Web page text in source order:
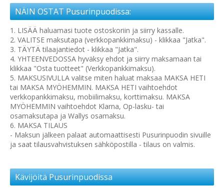
NÄIN OSTAT Pusurinpuodissa:
1. LISÄÄ haluamasi tuote ostoskoriin ja siirry kassalle.
2. VALITSE maksutapa (verkkopankkimaksu) - klikkaa "Jatka".
3. TÄYTÄ tilaajantiedot - klikkaa "Jatka".
4. YHTEENVEDOSSA hyväksy ehdot ja siirry maksamaan tai
klikkaa "Osta tuotteet" (Verkkopankkimaksu).
5. MAKSUSIVULLA valitse miten haluat maksaa MAKSA HETI
tai MAKSA MYÖHEMMIN. MAKSA HETI vaihtoehdot
verkkopankkimaksu, mobiilimaksu, korttimaksu. MAKSA
MYÖHEMMIN vaihtoehdot Klarna, Op-lasku- tai
osamaksutapa ja Wallys osamaksu.
6. MAKSA TILAUS
- Maksun jälkeen palaat automaattisesti Pusurinpuodin sivuille
ja saat tilausvahvistuksen sähköpostilla - tilaus on valmis.
Kävijöitä Pusurinpuodissa